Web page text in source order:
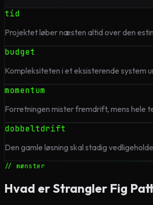
tid
Projektet løber næsten altid over den
budget
Kompleksiteten i et eksisterende system
momentum
Forretningen mister fremdrift, mens hele
dobbeltdrift
Den gamle løsning skal stadig
// mønster
Hvad er Strangler Fig